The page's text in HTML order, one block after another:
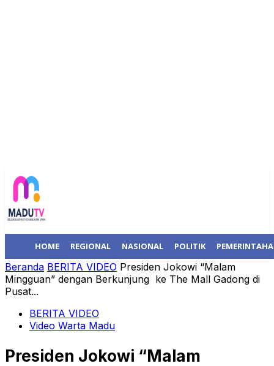
HOME REGIONAL NASIONAL POLITIK
Beranda BERITA VIDEO Presiden Jokowi “Malam
Mingguan” dengan Berkunjung ke The Mall Gadong di
Pusat...
BERITA VIDEO
Video Warta Madu
Presiden Jokowi “Malam